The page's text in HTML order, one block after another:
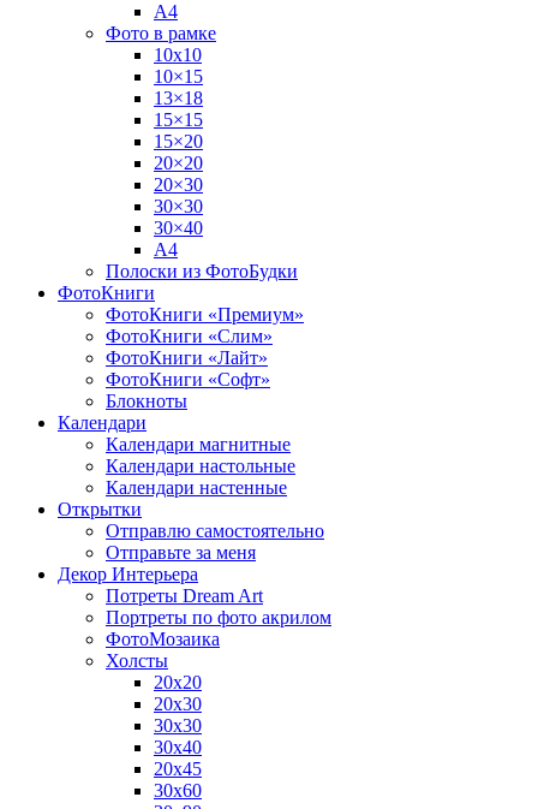
А4
Фото в рамке
10х10
10×15
13×18
15×15
15×20
20×20
20×30
30×30
30×40
A4
Полоски из ФотоБудки
ФотоКниги
ФотоКниги «Премиум»
ФотоКниги «Слим»
ФотоКниги «Лайт»
ФотоКниги «Софт»
Блокноты
Календари
Календари магнитные
Календари настольные
Календари настенные
Открытки
Отправлю самостоятельно
Отправьте за меня
Декор Интерьера
Потреты Dream Art
Портреты по фото акрилом
ФотоМозаика
Холсты
20х20
20х30
30х30
30х40
20х45
30х60